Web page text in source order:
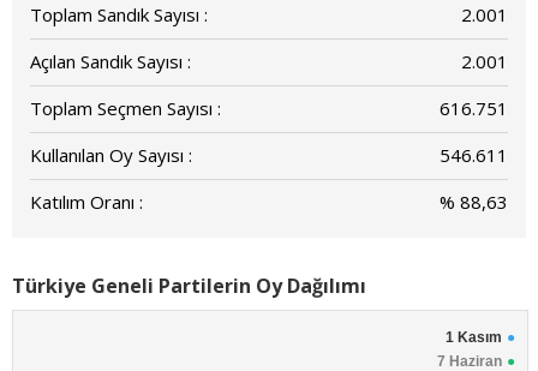
Toplam Sandık Sayısı :
2.001
Açılan Sandık Sayısı :
2.001
Toplam Seçmen Sayısı :
616.751
Kullanılan Oy Sayısı :
546.611
Katılım Oranı :
% 88,63
Türkiye Geneli Partilerin Oy Dağılımı
1 Kasım
7 Haziran